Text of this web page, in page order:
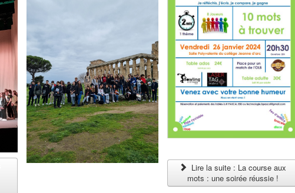
Lire la suite : La course aux
mots : une soirée réussie !